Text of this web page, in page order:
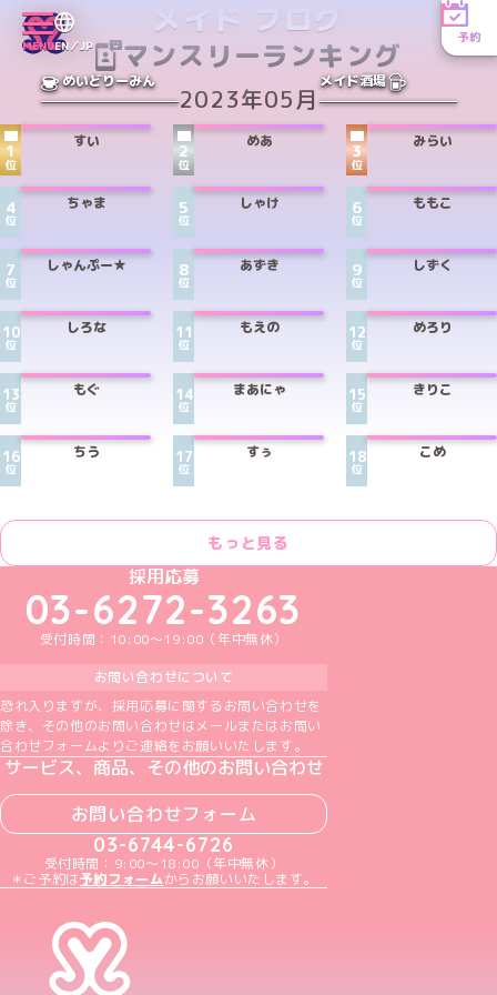
MENUEN／JP
予約
めいどりーみん メイド酒場
メイド ブログ
マンスリーランキング
2023年05月
1
位
すい
2
位
めあ
3
位
みらい
4
位
ちゃま 5
位
しゃけ 6
位
ももこ
7
位
しゃんぷー★ 8
位
あずき 9
位
しずく
10
位
しろな 11
位
もえの 12
位
めろり
13
位
もぐ 14
位
まあにゃ 15
位
きりこ
16
位
ちう 17
位
すぅ 18
位
こめ
もっと見る
めいどりーみんTikTok公式アカウント
めいどりーみんX公式アカウント
めいどりーみんInstagram公式アカウント
めいどりーみんFacebook公式アカウン
めいどりーみんYouTube公式アカ
採用応募
03-6272-3263
受付時間：10:00～19:00（年中無休）
お問い合わせについて
恐れ入りますが、採用応募に関するお問い合わせを
除き、その他のお問い合わせはメールまたはお問い
合わせフォームよりご連絡をお願いいたします。
サービス、商品、その他のお問い合わせ
お問い合わせフォーム
03-6744-6726
受付時間：9:00～18:00（年中無休）
＊ご予約は予約フォームからお願いいたします。